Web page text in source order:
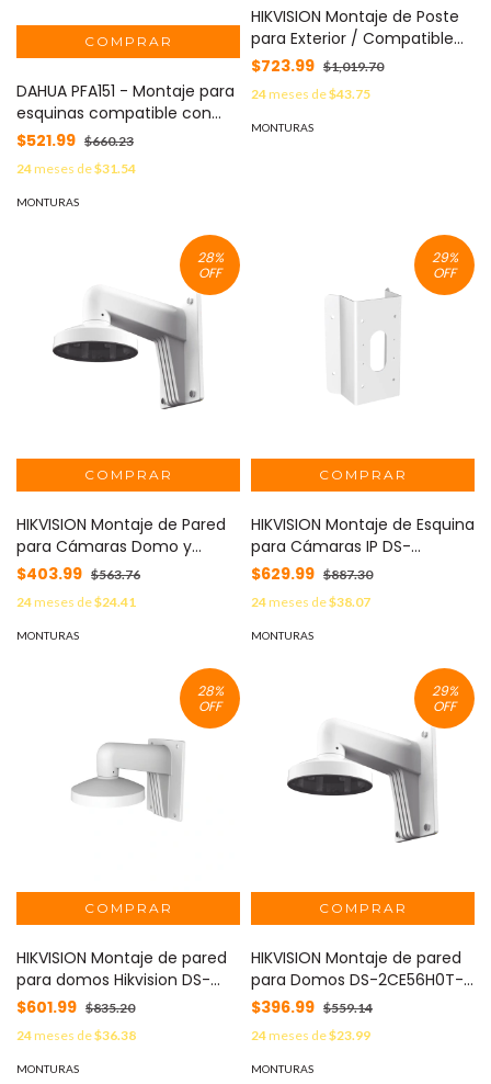
DAHUA PFA151 - Montaje para
esquinas compatible con
camaras PTZ DAHUA y bullet
IPCHFW5421EZ
$521.99 $660.23
24meses de$31.54
MONTURAS
HIKVISION Montaje de Poste
para Exterior / Compatible
con PTZ HIKVISION / epcom /
HiLook MOD: DS-1684ZJ-P
$723.99 $1,019.70
24meses de$43.75
MONTURAS
28%
OFF
HIKVISION Montaje de Pared
para Cámaras Domo y
Turret MOD: DS-1273ZJ-140
$403.99 $563.76
24meses de$24.41
MONTURAS
29%
OFF
HIKVISION Montaje de Esquina
para Cámaras IP DS-
2CD27XX y DS-2CD26XX
MOD: DS-1476ZJ-SUS
$629.99 $887.30
24meses de$38.07
MONTURAS
28%
OFF
HIKVISION Montaje de pared
para domos Hikvision DS-
2CD27X5FWD-IZS / DS-
2CD27X3G0-IZS MOD: DS-
1473ZJ-155
$601.99 $835.20
24meses de$36.38
MONTURAS
29%
OFF
HIKVISION Montaje de pared
para Domos DS-2CE56H0T-
VPIT3ZF / DS-2CD27X3 / DS-
2CD27X5 / DS-
2CD4332FWD-I / Material de
Metal / Uso en Interior MOD:
$396.99 $559.14
24meses de$23.99
MONTURAS